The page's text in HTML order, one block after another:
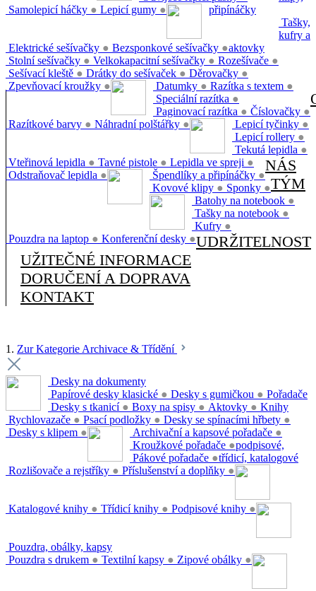
Samolepicí háčky ● Lepicí gumy ●
Elektrické sešívačky ● Bezsponkové sešívačky ●
Stolní sešívačky ● Velkokapacitní sešívačky ● Rozešívače ●
Sešívací kleště ● Drátky do sešívaček ● Děrovačky ●
Zpevňovací kroužky ● Datumky ● Razítka s textem ●
Speciální razítka ●
Paginovací razítka ● Číslovačky ●
Razítkové barvy ● Náhradní polštářky ● Lepicí tyčinky ●
Lepicí rollery ●
Tekutá lepidla ●
Vteřinová lepidla ● Tavné pistole ● Lepidla ve spreji ●
Odstraňovač lepidla ●
připínáčky
Špendlíky a připínáčky ●
Kovové klipy ● Sponky ●
Tašky,
kufry a
aktovky
Batohy na notebook ●
Tašky na notebook ●
Kufry ●
Pouzdra na laptop ● Konferenční desky ●
NÁS
TÝM
UDRŽITELNOST
UŽITEČNÉ INFORMACE
DORUČENÍ A DOPRAVA
KONTAKT
1. Zur Kategorie Archivace & Třídění
Desky na dokumenty
Papírové desky klasické ● Desky s gumičkou ●
Desky s tkanicí ● Boxy na spisy ● Aktovky ●
Rychlovazače ● Psací podložky ● Desky se spínacími hřbety ●
Desky s klipem ●
Pořadače
Archivační a kapsové pořadače ●
Kroužkové pořadače ●
Pákové pořadače ●
Rozlišovače a rejstříky ● Příslušenství a doplňky ●
Knihy
podpisové,
třídicí, katalogové
Katalogové knihy ● Třídicí knihy ● Podpisové knihy ●
Pouzdra, obálky, kapsy
Pouzdra s drukem ● Textilní kapsy ● Zipové obálky ●